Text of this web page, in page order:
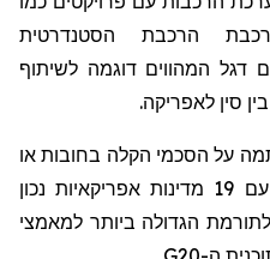
הרכבת הסטנדרטית
דגל המהווים דוגמה לשיתוף
סין לאפריקה.
על הסכמי הקלה בחובות או
הגיעה להבנות הקלה בחובות עם 19 מדינות אפריקאיות נכון
לתורמת הגדולה ביותר למאמצי